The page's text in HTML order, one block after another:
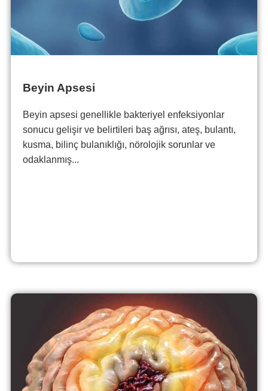
Beyin Apsesi
Beyin apsesi genellikle bakteriyel enfeksiyonlar
sonucu gelişir ve belirtileri baş ağrısı, ateş, bulantı,
kusma, bilinç bulanıklığı, nörolojik sorunlar ve
odaklanmış...